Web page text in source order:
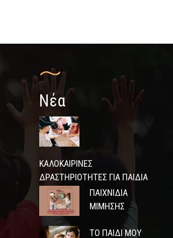
Νέα
ΚΑΛΟΚΑΙΡΙΝΈΣ
ΔΡΑΣΤΗΡΙΌΤΗΤΕΣ ΓΙΑ ΠΑΙΔΙΆ
ΠΑΙΧΝΊΔΙΑ
ΜΊΜΗΣΗΣ
ΤΟ ΠΑΙΔΊ ΜΟΥ